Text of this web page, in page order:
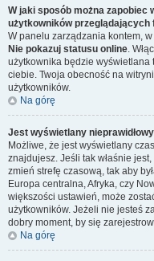
W jaki sposób można zapobiec
użytkowników przeglądających
W panelu zarządzania kontem, w
Nie pokazuj statusu online.
użytkownika będzie wyświetlana
ciebie. Twoja obecność na
użytkowników.
Na górę
Jest wyświetlany
Możliwe, że jest wyświetlany
znajdujesz. Jeśli tak właśnie
zmień strefę czasową, tak aby
Europa centralna, Afryka, czy
większości ustawień, może
użytkowników. Jeżeli nie jesteś
dobry moment, by się
Na górę